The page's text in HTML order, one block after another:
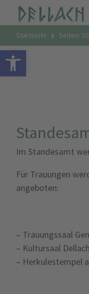
Open toolbar
Startseite Seiten:
Im Standesamt
Für Trauungen
angeboten:
– Trauungssaal
– Kultursaal
– Herkulestempel